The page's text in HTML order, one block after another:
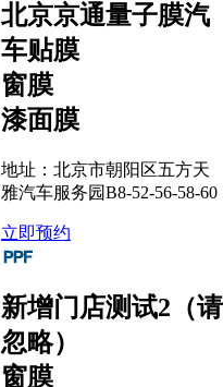
北京京通量子膜汽
车贴膜
窗膜
漆面膜
地址：北京市朝阳区五方天
雅汽车服务园B8-52-56-58-60
立即预约
新增门店测试2（请
忽略）
窗膜